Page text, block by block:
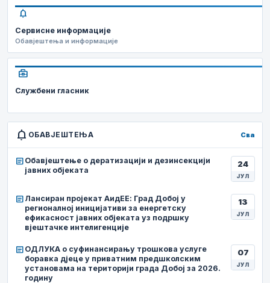
notifications
Сервисне информације
Обавјештења и информације
business_center
Службени гласник
notifications ОБАВЈЕШТЕЊА Сва
article Обавјештење о дератизацији и дезинсекцији
јавних објеката
24
ЈУЛ
article Лансиран пројекат АидЕЕ: Град Добој у
регионалној иницијативи за енергетску
ефикасност јавних објеката уз подршку
вјештачке интелигенције
13
ЈУЛ
article ОДЛУКА о суфинансирању трошкова услуге
боравка дјеце у приватним предшколским
установама на територији града Добој за 2026.
годину
07
ЈУЛ